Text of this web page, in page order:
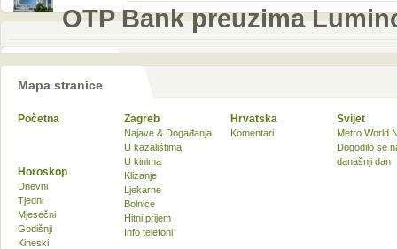
OTP Bank preuzima
Mapa stranice
Početna Zagreb
Najave & Događanja
U kazalištima
U kinima
Klizanje
Ljekarne
Bolnice
Hitni prijem
Info telefoni
Hrvatska
Komentari
Svijet
Metro World
Dogodilo se
današnji dan
Horoskop
Dnevni
Tjedni
Mjesečni
Godišnji
Kineski